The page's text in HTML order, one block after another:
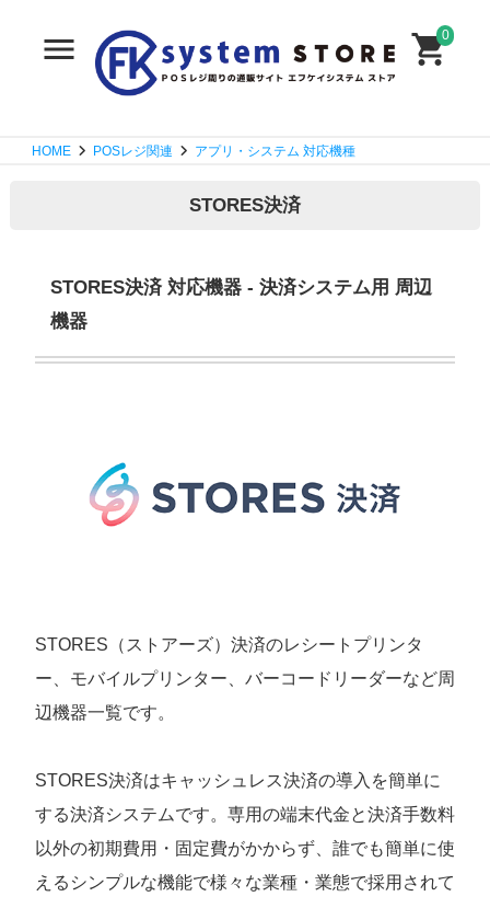
0
HOME POSレジ関連 アプリ・システム 対応機種
STORES決済
STORES決済 対応機器 - 決済システム用 周辺
機器
STORES（ストアーズ）決済のレシートプリンタ
ー、モバイルプリンター、バーコードリーダーなど周
辺機器一覧です。
STORES決済はキャッシュレス決済の導入を簡単に
する決済システムです。専用の端末代金と決済手数料
以外の初期費用・固定費がかからず、誰でも簡単に使
えるシンプルな機能で様々な業種・業態で採用されて